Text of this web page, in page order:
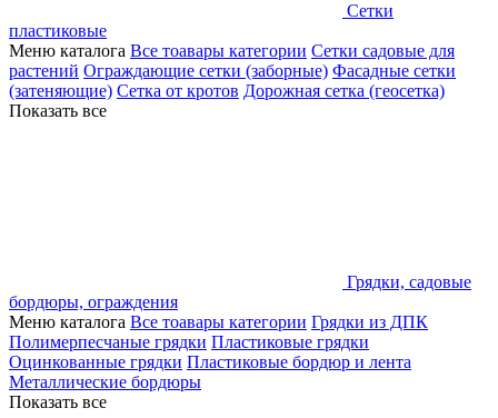
Сетки
пластиковые
Меню каталога Все тоавары категории Сетки садовые для
растений Ограждающие сетки (заборные) Фасадные сетки
(затеняющие) Сетка от кротов Дорожная сетка (геосетка)
Показать все
Грядки, садовые
бордюры, ограждения
Меню каталога Все тоавары категории Грядки из ДПК
Полимерпесчаные грядки Пластиковые грядки
Оцинкованные грядки Пластиковые бордюр и лента
Металлические бордюры
Показать все